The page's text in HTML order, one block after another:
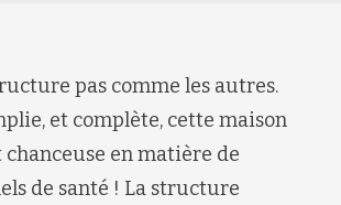
pas comme les autres.
et complète, cette maison
chanceuse en matière de
de santé ! La structure